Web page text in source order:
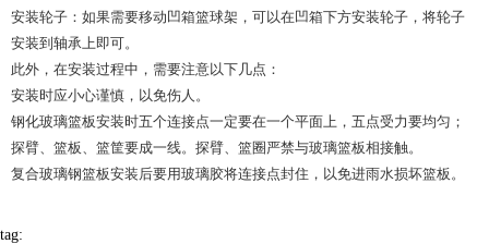
安装轮子：如果需要移动凹箱篮球架，可以在凹箱下方安装轮子，将轮子
安装到轴承上即可。
此外，在安装过程中，需要注意以下几点：
安装时应小心谨慎，以免伤人。
钢化玻璃篮板安装时五个连接点一定要在一个平面上，五点受力要均匀；
探臂、篮板、篮筐要成一线。探臂、篮圈严禁与玻璃篮板相接触。
复合玻璃钢篮板安装后要用玻璃胶将连接点封住，以免进雨水损坏篮板。
tag: